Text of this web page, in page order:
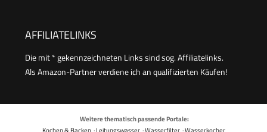
AFFILIATELINKS
Die mit * gekennzeichneten Links sind sog. Affiliatelinks.
Als Amazon-Partner verdiene ich an qualifizierten Käufen!
Weitere thematisch passende Portale: